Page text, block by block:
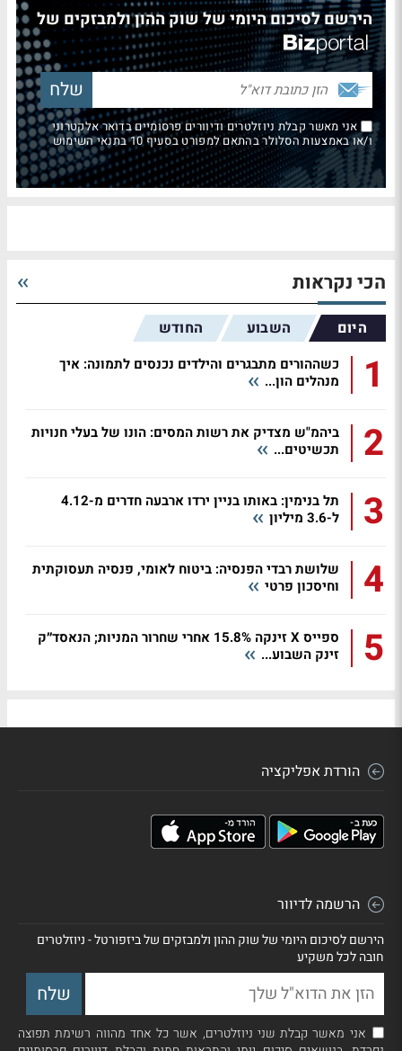
הירשם לסיכום היומי של שוק ההון ולמבזקים של
אני מאשר קבלת ניוזלטרים ודיוורים פרסומיים בדואר אלקטרוני
ו/או באמצעות הסלולר בהתאם למפורט בסעיף 10 בתנאי השימוש
הכי נקראות
היום השבוע החודש
1
כשההורים מתבגרים והילדים נכנסים לתמונה: איך
מנהלים הון...
2
ביהמ"ש מצדיק את רשות המסים: הונו של בעלי חנויות
תכשיטים...
3
תל בנימין: באותו בניין ירדו ארבעה חדרים מ-4.12
ל-3.6 מיליון
4
שלושת רבדי הפנסיה: ביטוח לאומי, פנסיה תעסוקתית
וחיסכון פרטי
5
ספייס X זינקה 15.8% אחרי שחרור המניות; הנאסד״ק
זינק השבוע...
הורדת אפליקציה
הרשמה לדיוור
הירשם לסיכום היומי של שוק ההון ולמבזקים של ביזפורטל - ניוזלטרים
חובה לכל משקיע
אני מאשר קבלת שני ניוזלטרים, אשר כל אחד מהווה רשימת תפוצה